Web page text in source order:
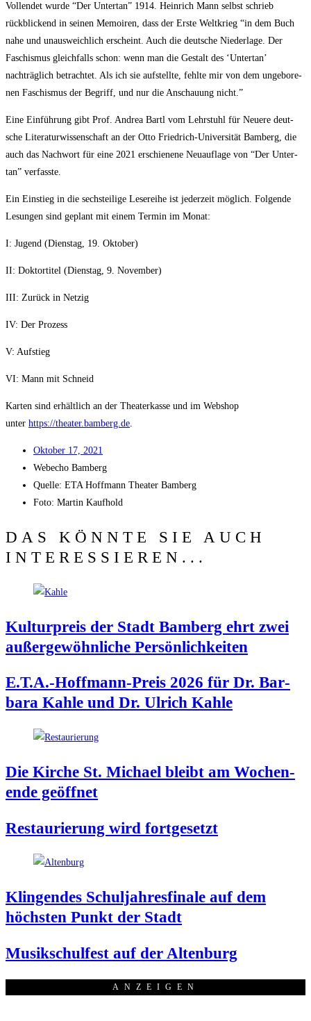
Voll­endet wur­de “Der Unter­tan” 1914. Hein­rich Mann selbst schrieb
rückblickend in sei­nen Memoi­ren, dass der Ers­te Welt­krieg “in dem Buch
nahe und unaus­weich­lich erscheint. Auch die deut­sche Nie­der­la­ge. Der
Faschis­mus gleich­falls schon: wenn man die Gestalt des ‘Unter­tan’
nachträglich betrach­tet. Als ich sie auf­stell­te, fehl­te mir von dem unge­bo­re­
nen Faschis­mus der Begriff, und nur die Anschau­ung nicht.”
Eine Einführung gibt Prof. Andrea Bartl vom Lehr­stuhl für Neue­re deut­
sche Lite­ra­tur­wis­sen­schaft an der Otto Friedrich-Universität Bam­berg, die
auch das Nach­wort für eine 2021 erschie­ne­ne Neu­auf­la­ge von “Der Unter­
tan” verfasste.
Ein Ein­stieg in die sechs­tei­li­ge Lese­rei­he ist jeder­zeit möglich. Fol­gen­de
Lesun­gen sind geplant mit einem Ter­min im Monat:
I: Jugend (Diens­tag, 19. Oktober)
II: Dok­tor­ti­tel (Diens­tag, 9. November)
III: Zurück in Netzig
IV: Der Prozess
V: Auf­stieg
VI: Mann mit Schneid
Kar­ten sind erhält­lich an der Thea­ter­kas­se und im Web­shop
unter https://theater.bamberg.de.
Okto­ber 17, 2021
Web­echo Bamberg
Quel­le: ETA Hoff­mann Thea­ter Bamberg
Foto: Mar­tin Kaufhold
DAS KÖNNTE SIE AUCH
INTERESSIEREN...
Kul­tur­preis der Stadt Bam­berg ehrt zwei
außer­ge­wöhn­li­che Persönlichkeiten
E.T.A.-Hoffmann-Preis 2026 für Dr. Bar­
ba­ra Kah­le und Dr. Ulrich Kahle
Die Kir­che St. Micha­el bleibt am Wochen­
en­de geöffnet
Restau­rie­rung wird fortgesetzt
Klin­gen­des Schul­jah­res­fi­na­le auf dem
höchs­ten Punkt der Stadt
Musik­schul­fest auf der Altenburg
ANZEI­GEN